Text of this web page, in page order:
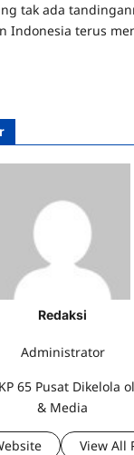
tak ada
Indonesia terus
Redaksi
Administrator
65 Pusat Dikelola
& Media
View All